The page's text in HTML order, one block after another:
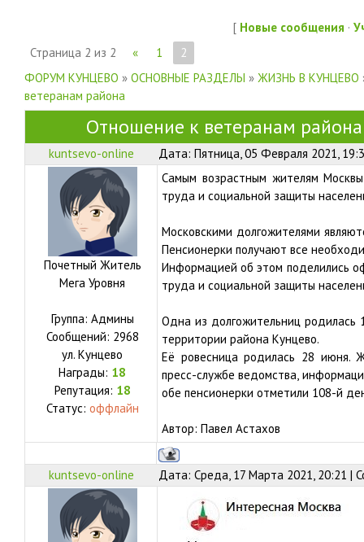
[ Новые сообщения ·
Страница 2 из 2 « 1
2
ФОРУМ КУНЦЕВО » ОСНОВНЫЕ РАЗДЕЛЫ » ЖИЗНЬ В КУНЦЕВО
ветеранам района
Отношение к ветеранам района
kuntsevo-online Дата: Пятница, 05 Февраля 2021,
Почетный Житель
Мега Уровня
Группа: Админы
Сообщений: 2968
ул. Кунцево
Награды: 18
Репутация: 18
Статус: оффлайн
Самым возрастным жителям
труда и социальной защиты
Московскими долгожителями
Пенсионерки получают все
Информацией об этом поделились
труда и социальной защиты
Одна из долгожительниц родилась
территории района Кунцево.
Её ровесница родилась 28 июня.
пресс-службе ведомства,
обе пенсионерки отметили 108-й
Автор: Павел Астахов
kuntsevo-online Дата: Среда, 17 Марта 2021, 20:21 |